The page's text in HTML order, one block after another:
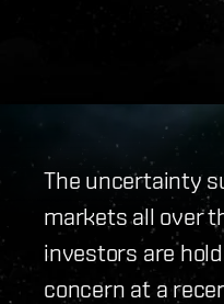
The uncertainty
markets all over
investors are
concern at a